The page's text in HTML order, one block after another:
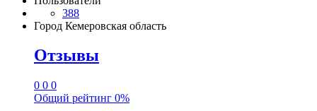
388
Город Кемеровская область
Отзывы
0 0 0
Общий рейтинг 0%